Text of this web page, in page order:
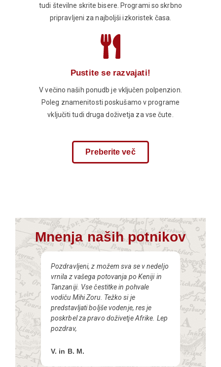
tudi številne skrite bisere. Programi so skrbno
pripravljeni za najboljši izkoristek časa.
Pustite se razvajati!
V večino naših ponudb je vključen polpenzion.
Poleg znamenitosti poskušamo v programe
vključiti tudi druga doživetja za vse čute.
Preberite več
Mnenja naših potnikov
Pozdravljeni, z možem sva se v nedeljo
vrnila z vašega potovanja po Keniji in
Tanzaniji. Vse čestitke in pohvale
vodiču Mihi Zoru. Težko si je
predstavljati boljše vodenje, res je
poskrbel za pravo doživetje Afrike. Lep
pozdrav,
V. in B. M.